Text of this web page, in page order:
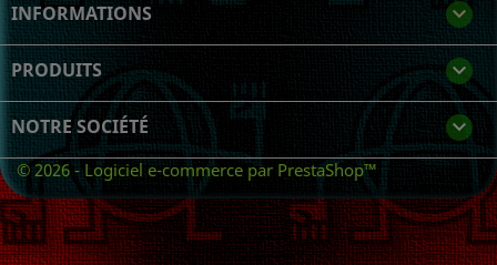
INFORMATIONS keyboard_arrow_down
PRODUITS 
NOTRE SOCIÉTÉ 
© 2026 - Logiciel e-commerce par PrestaShop™